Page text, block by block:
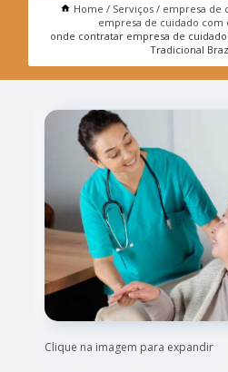
Home Serviços
empresa de
empresa de cuidado com
onde contratar empresa de
Tradicional
Clique na imagem para expandir